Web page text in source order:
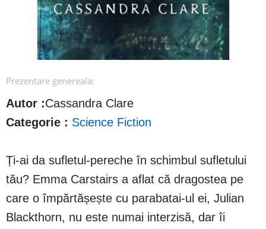
Prezentare genereala:
Autor :Cassandra Clare
Categorie : Science Fiction
Ți-ai da sufletul-pereche în schimbul sufletului
tău? Emma Carstairs a aflat că dragostea pe
care o împărtășește cu parabatai-ul ei, Julian
Blackthorn, nu este numai interzisă, dar îi